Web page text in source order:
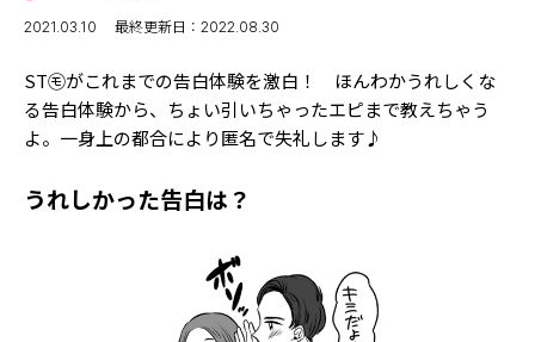
TikTok
Instagram
YouTube
ゲッターズ飯田
MISS SEVENTEEN
ミスセブンティーンニュース
INFORMATION
2021.03.10 最終更新日：2022.08.30
ST㋲がこれまでの告白体験を激白！ ほんわかうれしくな
る告白体験から、ちょい引いちゃったエピまで教えちゃう
よ。一身上の都合により匿名で失礼します♪
うれしかった告白は？